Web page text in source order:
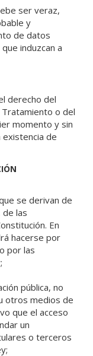
ser veraz,
y
de datos
induzcan a
derecho del
o del
momento y sin
existencia de
se derivan de
las
En
hacerse por
por las
pública, no
otros medios de
que el acceso
un
o terceros